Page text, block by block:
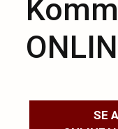
SE